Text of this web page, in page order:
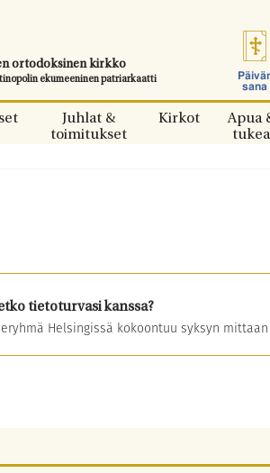
ortodoksinen kirkko
ekumeeninen patriarkaatti
sana
Juhlat &
toimitukset
Kirkot
Apua
tukea
tietoturvasi kanssa?
Helsingissä kokoontuu syksyn